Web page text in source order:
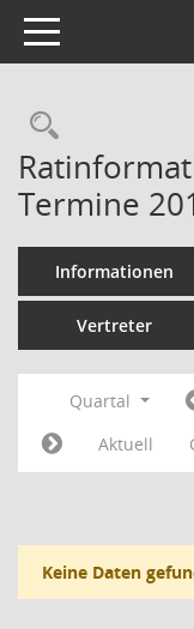
Toggle navigation
Termine
Informationen
Vertreter
Quartal
Aktuell
Keine Daten